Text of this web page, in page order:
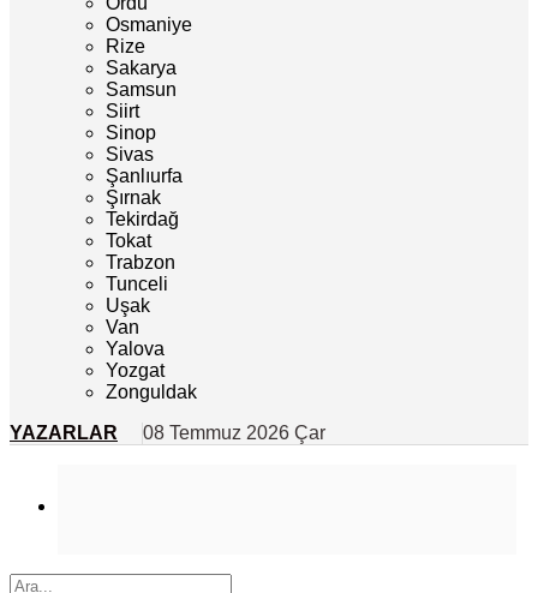
Osmaniye
Rize
Sakarya
Samsun
Siirt
Sinop
Sivas
Şanlıurfa
Şırnak
Tekirdağ
Tokat
Trabzon
Tunceli
Uşak
Van
Yalova
Yozgat
Zonguldak
YAZARLAR
08 Temmuz 2026 Çar